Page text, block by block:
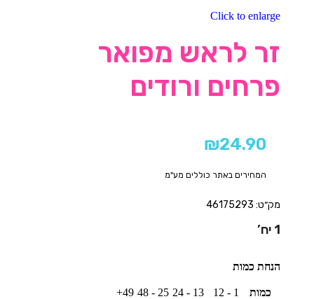
Click to enlarge
זר לראש מפואר
פרחים ורודים
₪24.90
המחירים באתר כוללים מע"מ
מק״ט: 46175293
1 יח’
הנחת כמות
כמות 1 - 12
13 - 24
25 - 48
49+